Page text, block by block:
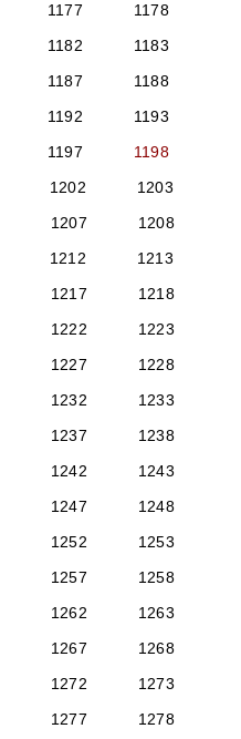
1177
1178
1182
1183
1187
1188
1192
1193
1197
1198
1202
1203
1207
1208
1212
1213
1217
1218
1222
1223
1227
1228
1232
1233
1237
1238
1242
1243
1247
1248
1252
1253
1257
1258
1262
1263
1267
1268
1272
1273
1277
1278